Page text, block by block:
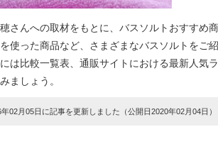
さんへの取材をもとに、バスソルトおすすめ
使った商品など、さまざまなバスソルトをご
は比較一覧表、通販サイトにおける最新人気
ましょう。
02月05日に記事を更新しました（公開日2020年02月04日）